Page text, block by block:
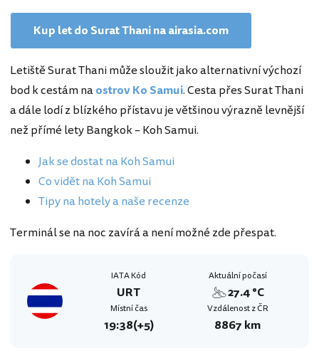
Kup let do Surat Thani na airasia.com
Letiště Surat Thani může sloužit jako alternativní výchozí
bod k cestám naostrov Ko Samui. Cesta přes Surat Thani
a dále lodí z blízkého přístavu je většinou výrazně levnější
než přímé lety Bangkok – Koh Samui.
Jak se dostat na Koh Samui
Co vidět na Koh Samui
Tipy na hotely a naše recenze
Terminál se na noc zavírá a není možné zde přespat.
IATA Kód
URT
Aktuální počasí
27.4 °C
Místní čas
19:38(+5)
Vzdálenost z ČR
8867 km